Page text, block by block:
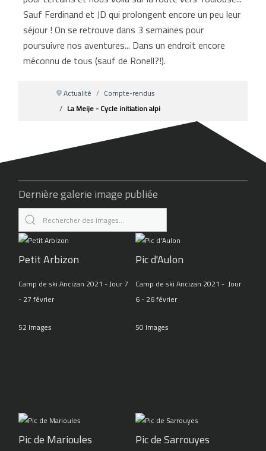
Sauf Ferdinand et JD qui prolongent encore un peu leur
séjour ! On se retrouve dans 3 semaines pour
poursuivre nos aventures... Dans un endroit encore
méconnu de tous (sauf de Ronell?!).
Actualité
Compte-rendus
La Meije - Cycle initiation alpi
Dernière galerie image publiée
Petit Arbizon
Camp de ski Ancizan 2021 - Jour 7
- 27 février
52 Images
Pic d'Aulon
Camp de ski Ancizan 2021 - Jour
6 - 26 février
50 Images
Pic de Marioules Pic de Sarrouyes